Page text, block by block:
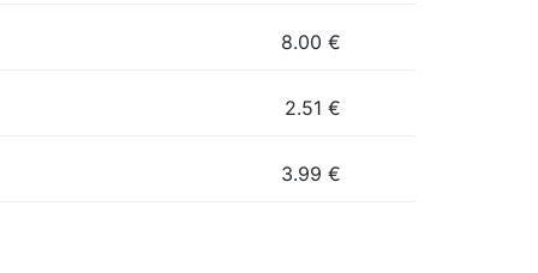
8.00 €
2.51 €
3.99 €